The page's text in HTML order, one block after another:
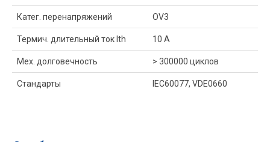
Катег. перенапряжений OV3
Термич. длительный ток Ith 10 A
Мех. долговечность > 300000 циклов
Стандарты IEC60077, VDE0660